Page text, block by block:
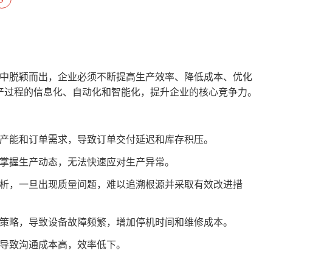
脱颖而出，企业必须不断提高生产效率、降低成本、优化
程的信息化、自动化和智能化，提升企业的核心竞争力。
和订单需求，导致订单交付延迟和库存积压。
握生产动态，无法快速应对生产异常。
，一旦出现质量问题，难以追溯根源并采取有效改进措
，导致设备故障频繁，增加停机时间和维修成本。
致沟通成本高，效率低下。